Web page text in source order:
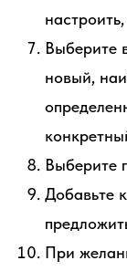
Выберите
новый,
Выберите
Добавьте
При